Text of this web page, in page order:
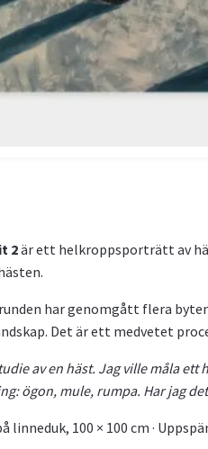
2är ett helkroppsporträtt av
har genomgått flera
Det är ett medvetet
av en häst. Jag ville måla
ögon, mule, rumpa. Har jag
linneduk, 100 × 100 cm ·